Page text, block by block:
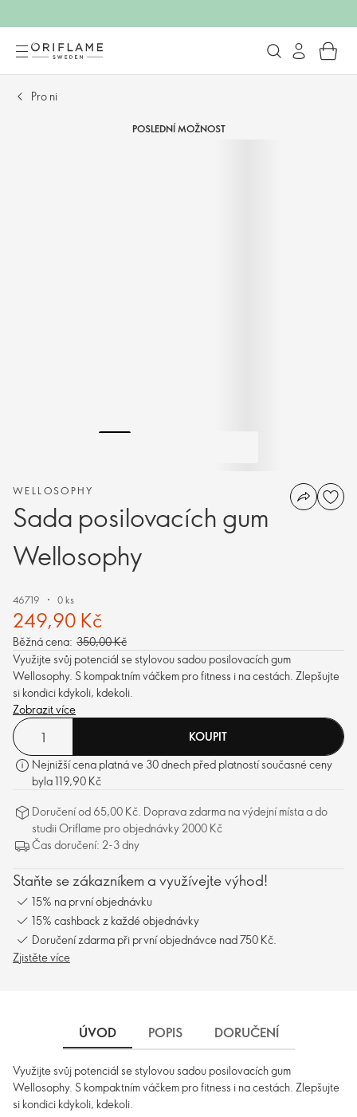
Pro ni
POSLEDNÍ MOŽNOST
WELLOSOPHY
Sada posilovacích gum
Wellosophy
46719 0 ks
249,90 Kč
Běžná cena: 350,00 Kč
Využijte svůj potenciál se stylovou sadou posilovacích gum
Wellosophy. S kompaktním váčkem pro fitness i na cestách. Zlepšujte
si kondici kdykoli, kdekoli.
Zobrazit více
KOUPIT
Nejnižší cena platná ve 30 dnech před platností současné ceny
byla 119,90 Kč
Doručení od 65,00 Kč. Doprava zdarma na výdejní místa a do
studii Oriflame pro objednávky 2000 Kč
Čas doručení: 2-3 dny
Staňte se zákazníkem a využívejte výhod!
15% na první objednávku
15% cashback z každé objednávky
Doručení zdarma při první objednávce nad 750 Kč.
Zjistěte více
ÚVOD POPIS DORUČENÍ
Využijte svůj potenciál se stylovou sadou posilovacích gum
Wellosophy. S kompaktním váčkem pro fitness i na cestách. Zlepšujte
si kondici kdykoli, kdekoli.